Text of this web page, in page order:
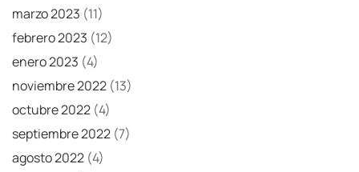
marzo 2023 (11)
febrero 2023 (12)
enero 2023 (4)
noviembre 2022 (13)
octubre 2022 (4)
septiembre 2022 (7)
agosto 2022 (4)